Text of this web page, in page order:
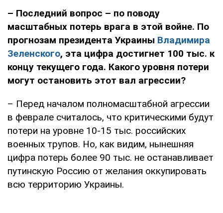
– Последний вопрос – по поводу
масштабных потерь врага в этой войне. По
прогнозам президента Украины Владимира
Зеленского, эта цифра достигнет 100 тыс. к
концу текущего года. Какого уровня потери
могут остановить этот вал агрессии?
– Перед началом полномасштабной агрессии
в феврале считалось, что критическими будут
потери на уровне 10-15 тыс. российских
военных трупов. Но, как видим, нынешняя
цифра потерь более 90 тыс. не останавливает
путинскую Россию от желания оккупировать
всю территорию Украины.